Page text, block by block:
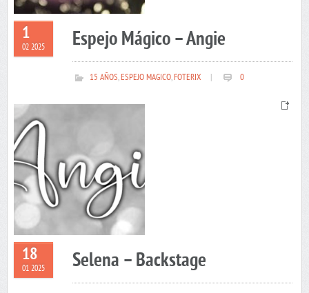
1
02 2025 Espejo Mágico – Angie
15 AÑOS,ESPEJO MAGICO,FOTERIX 0
18
01 2025 Selena – Backstage